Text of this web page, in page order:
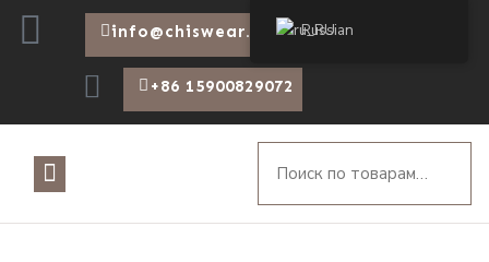
info@chiswear.com
+86 15900829072
Russian